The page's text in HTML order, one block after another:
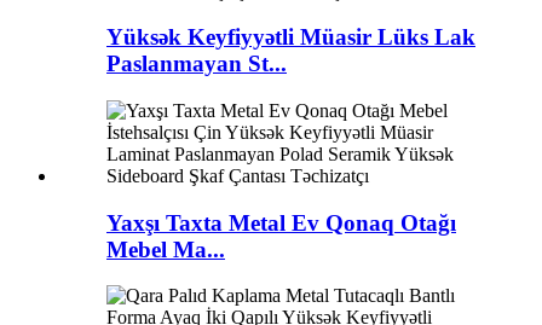
Yüksək Keyfiyyətli Müasir Lüks Lak
Paslanmayan St...
Yaxşı Taxta Metal Ev Qonaq Otağı
Mebel Ma...